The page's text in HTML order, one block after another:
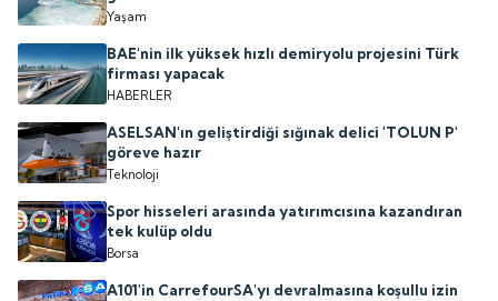
Yaşam
BAE'nin ilk yüksek hızlı demiryolu projesini Türk
firması yapacak
HABERLER
ASELSAN'ın geliştirdiği sığınak delici 'TOLUN P'
göreve hazır
Teknoloji
Spor hisseleri arasında yatırımcısına kazandıran
tek kulüp oldu
Borsa
A101'in CarrefourSA'yı devralmasına koşullu izin